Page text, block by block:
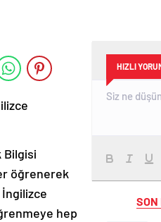
Bilgisi
öğrenerek
hep
HIZLI
SON